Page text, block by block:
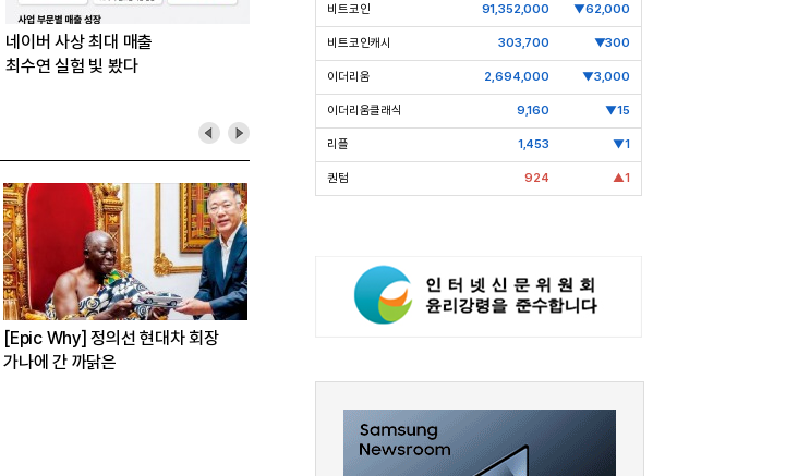
네이버 사상 최대 매출
최수연 실험 빛 봤다
[Epic Why] 정의선 현대차 회장
가나에 간 까닭은
발걸음이 신중해진 배경은?
수는?
비트코인 91,352,000 ▼62,000
비트코인캐시 303,700 ▼300
이더리움 2,694,000 ▼3,000
이더리움클래식 9,160 ▼15
리플 1,453 ▼1
퀀텀 924 ▲1